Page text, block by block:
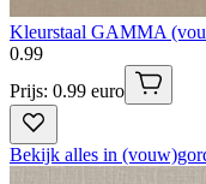
Kleurstaal GAMMA
0.99
Prijs: 0.99 euro
Bekijk alles in